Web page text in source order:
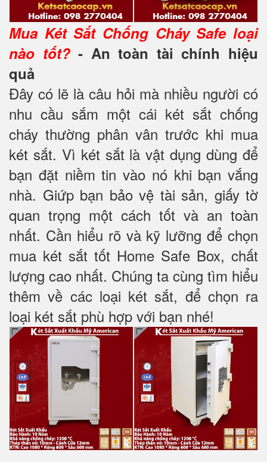
Mua Két Sắt Chống Cháy Safe loại
nào tốt?- An toàn tài chính hiệu
quả
Đây có lẽ là câu hỏi mà nhiều người có
nhu cầu sắm một cái két sắt chống
cháy thường phân vân trước khi mua
két sắt. Vì két sắt là vật dụng dùng để
bạn đặt niềm tin vào nó khi bạn vắng
nhà. Giứp bạn bảo vệ tài sản, giấy tờ
quan trọng một cách tốt và an toàn
nhất. Cần hiểu rõ và kỹ lưỡng để chọn
mua két sắt tốt Home Safe Box, chất
lượng cao nhất. Chúng ta cùng tìm hiểu
thêm về các loại két sắt, để chọn ra
loại két sắt phù hợp với bạn nhé!